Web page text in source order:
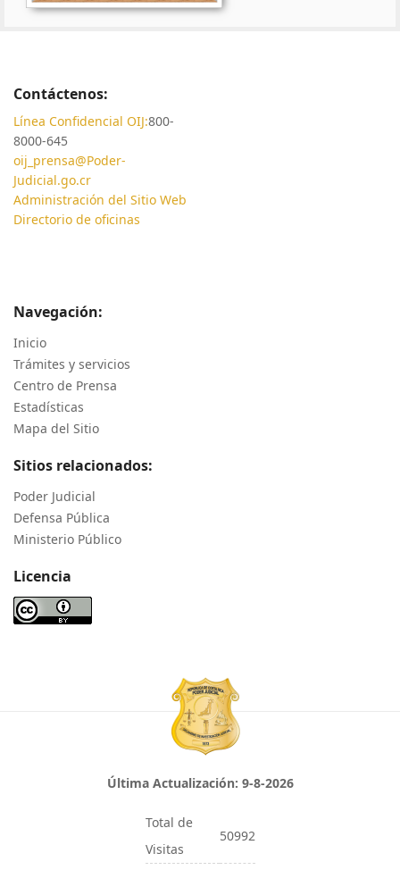
Contáctenos:
Línea Confidencial OIJ:800-
8000-645
oij_prensa@Poder-
Judicial.go.cr
Administración del Sitio Web
Directorio de oficinas
Navegación:
Inicio
Trámites y servicios
Centro de Prensa
Estadísticas
Mapa del Sitio
Sitios relacionados:
Poder Judicial
Defensa Pública
Ministerio Público
Licencia
Última Actualización: 9-8-2026
Total de
Visitas
50992